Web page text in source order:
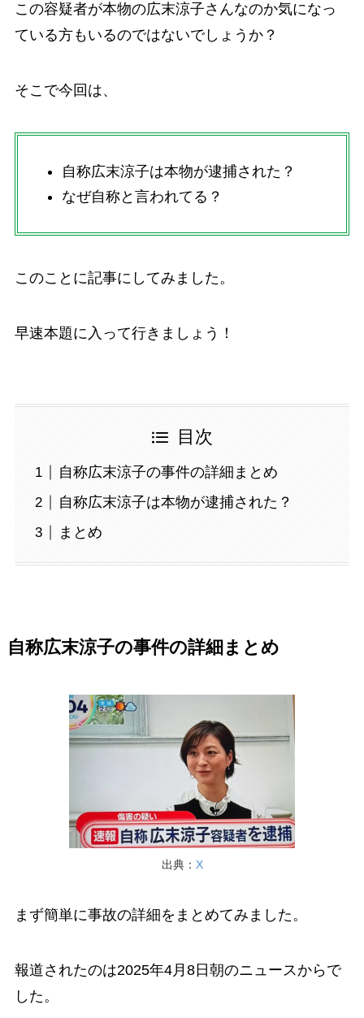
この容疑者が本物の広末涼子さんなのか気になっ
ている方もいるのではないでしょうか？
そこで今回は、
自称広末涼子は本物が逮捕された？
なぜ自称と言われてる？
このことに記事にしてみました。
早速本題に入って行きましょう！
目次
自称広末涼子の事件の詳細まとめ
自称広末涼子は本物が逮捕された？
まとめ
自称広末涼子の事件の詳細まとめ
出典： X
まず簡単に事故の詳細をまとめてみました。
報道されたのは2025年4月8日朝のニュースからで
した。